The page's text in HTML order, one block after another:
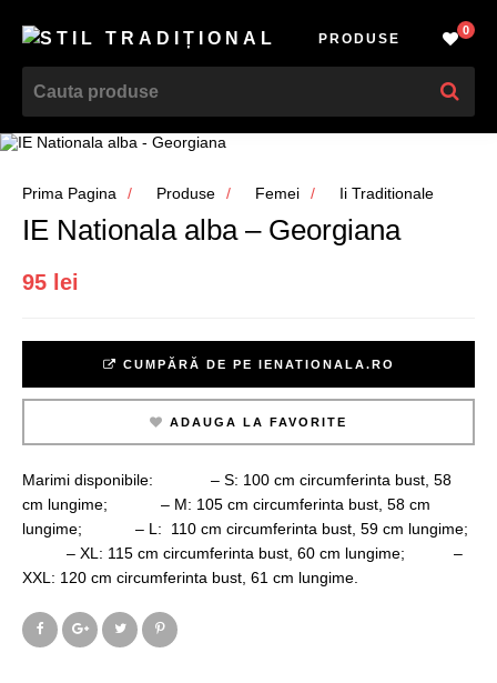
PRODUSE
0
Prima Pagina Produse Femei Ii Traditionale
IE Nationala alba – Georgiana
95 lei
CUMPĂRĂ DE PE IENATIONALA.RO
ADAUGA LA FAVORITE
Marimi disponibile: – S: 100 cm circumferinta bust, 58
cm lungime; – M: 105 cm circumferinta bust, 58 cm
lungime; – L: 110 cm circumferinta bust, 59 cm lungime;
– XL: 115 cm circumferinta bust, 60 cm lungime; –
XXL: 120 cm circumferinta bust, 61 cm lungime.